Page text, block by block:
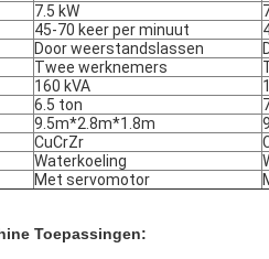
7.5 kW
45-70 keer per minuut
Door weerstandslassen
Twee werknemers
160 kVA
6.5 ton
9.5m*2.8m*1.8m
CuCrZr
Waterkoeling
Met servomotor
Toepassingen: